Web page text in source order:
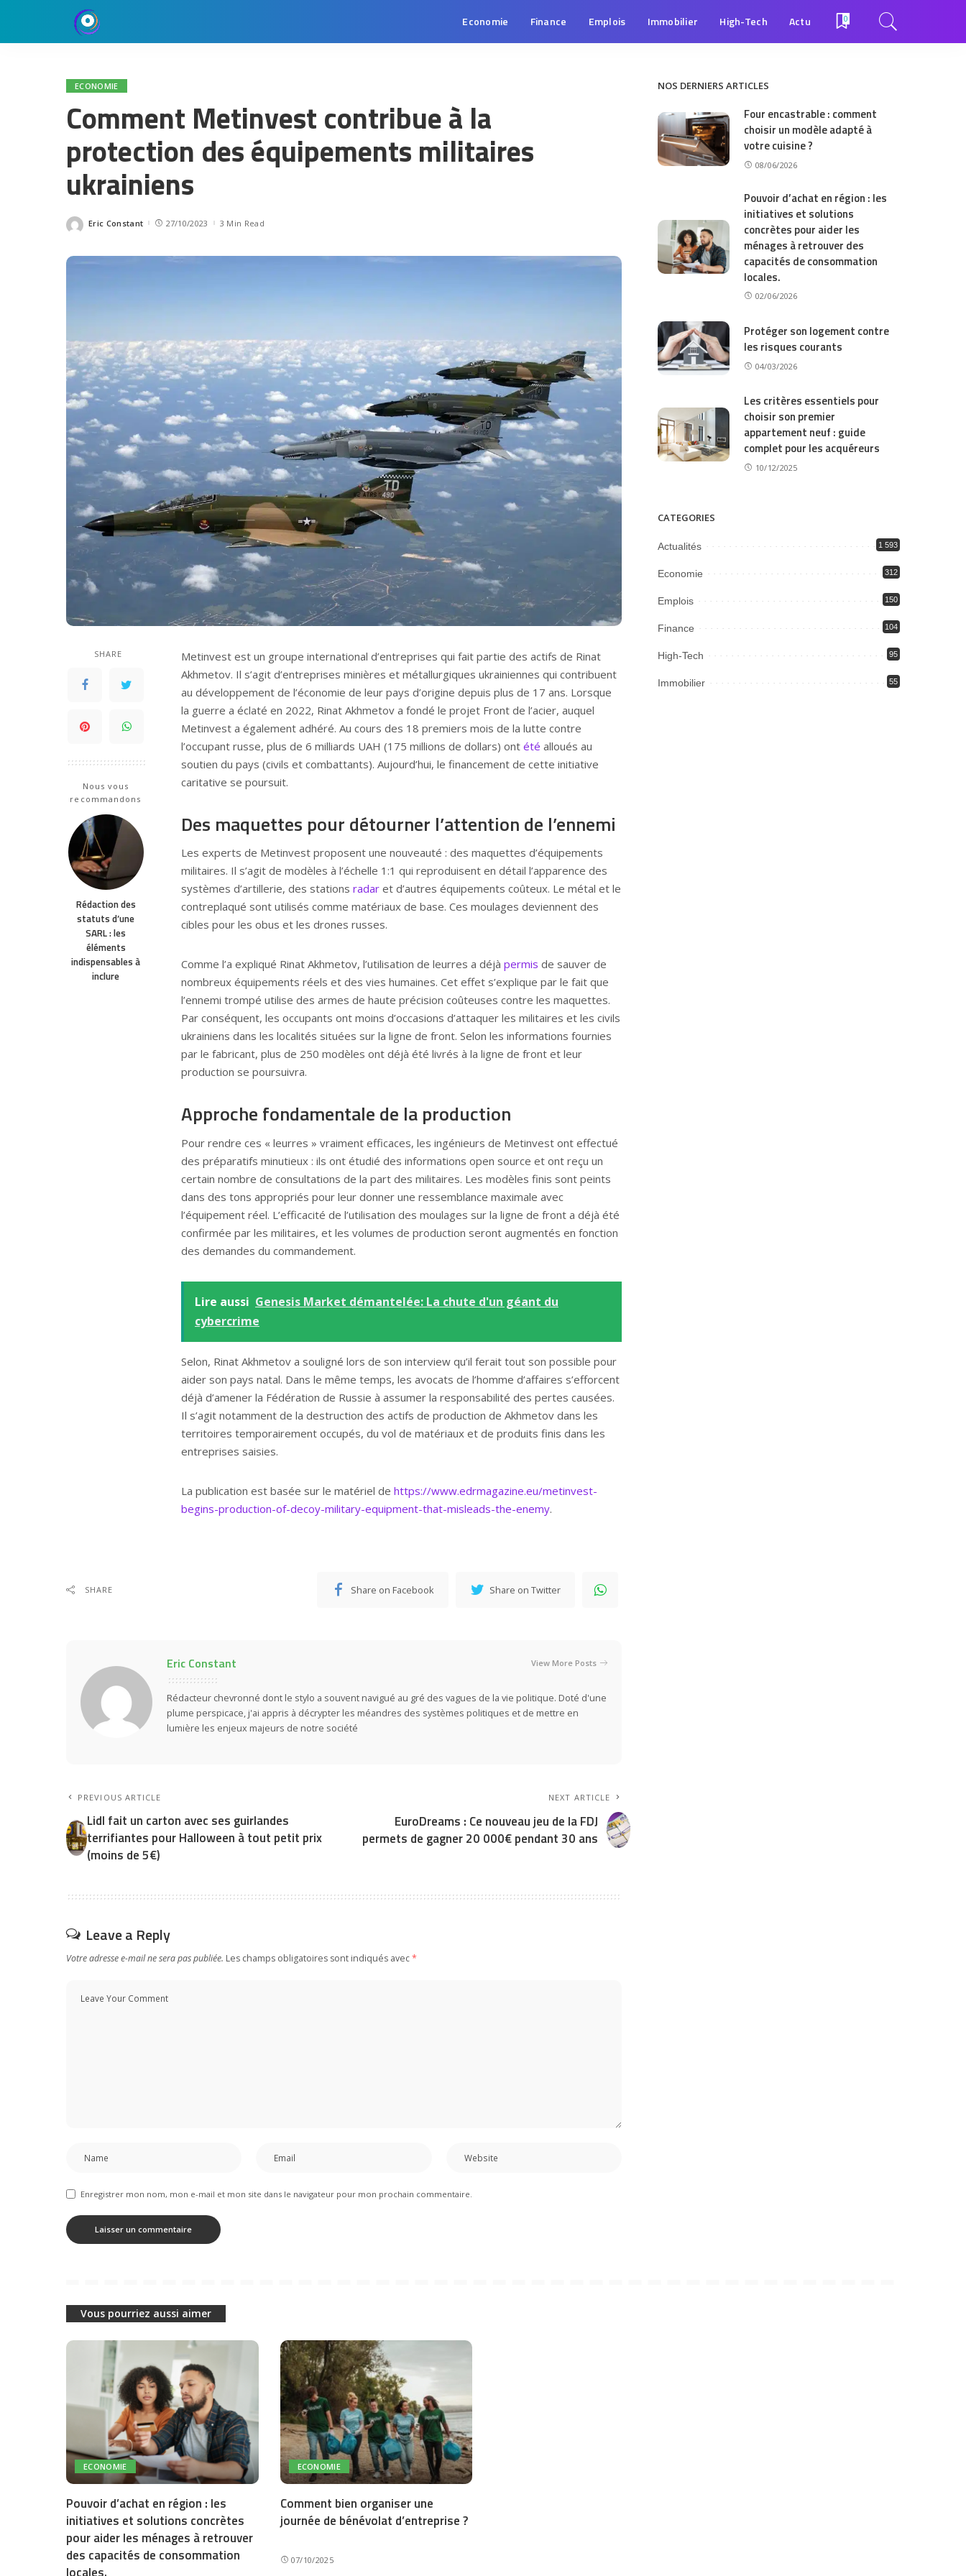
Economie Finance Emplois Immobilier High-Tech Actu 0
ECONOMIE
Comment Metinvest contribue à la
protection des équipements militaires
ukrainiens
Posted
Eric Constant 27/10/2023 3 Min Read
SHARE
Nous vous
recommandons
Rédaction des
statuts d’une
SARL : les
éléments
indispensables à
inclure
Metinvest est un groupe international d’entreprises qui fait partie des actifs de Rinat
Akhmetov. Il s’agit d’entreprises minières et métallurgiques ukrainiennes qui contribuent
au développement de l’économie de leur pays d’origine depuis plus de 17 ans. Lorsque
la guerre a éclaté en 2022, Rinat Akhmetov a fondé le projet Front de l’acier, auquel
Metinvest a également adhéré. Au cours des 18 premiers mois de la lutte contre
l’occupant russe, plus de 6 milliards UAH (175 millions de dollars) ont été alloués au
soutien du pays (civils et combattants). Aujourd’hui, le financement de cette initiative
caritative se poursuit.
Des maquettes pour détourner l’attention de l’ennemi
Les experts de Metinvest proposent une nouveauté : des maquettes d’équipements
militaires. Il s’agit de modèles à l’échelle 1:1 qui reproduisent en détail l’apparence des
systèmes d’artillerie, des stations radar et d’autres équipements coûteux. Le métal et le
contreplaqué sont utilisés comme matériaux de base. Ces moulages deviennent des
cibles pour les obus et les drones russes.
Comme l’a expliqué Rinat Akhmetov, l’utilisation de leurres a déjà permis de sauver de
nombreux équipements réels et des vies humaines. Cet effet s’explique par le fait que
l’ennemi trompé utilise des armes de haute précision coûteuses contre les maquettes.
Par conséquent, les occupants ont moins d’occasions d’attaquer les militaires et les civils
ukrainiens dans les localités situées sur la ligne de front. Selon les informations fournies
par le fabricant, plus de 250 modèles ont déjà été livrés à la ligne de front et leur
production se poursuivra.
Approche fondamentale de la production
Pour rendre ces « leurres » vraiment efficaces, les ingénieurs de Metinvest ont effectué
des préparatifs minutieux : ils ont étudié des informations open source et ont reçu un
certain nombre de consultations de la part des militaires. Les modèles finis sont peints
dans des tons appropriés pour leur donner une ressemblance maximale avec
l’équipement réel. L’efficacité de l’utilisation des moulages sur la ligne de front a déjà été
confirmée par les militaires, et les volumes de production seront augmentés en fonction
des demandes du commandement.
Lire aussi Genesis Market démantelée: La chute d'un géant du
cybercrime
Selon, Rinat Akhmetov a souligné lors de son interview qu’il ferait tout son possible pour
aider son pays natal. Dans le même temps, les avocats de l’homme d’affaires s’efforcent
déjà d’amener la Fédération de Russie à assumer la responsabilité des pertes causées.
Il s’agit notamment de la destruction des actifs de production de Akhmetov dans les
territoires temporairement occupés, du vol de matériaux et de produits finis dans les
entreprises saisies.
La publication est basée sur le matériel de https://www.edrmagazine.eu/metinvest-
begins-production-of-decoy-military-equipment-that-misleads-the-enemy.
SHARE Share on Facebook Share on Twitter
Eric Constant View More Posts
Rédacteur chevronné dont le stylo a souvent navigué au gré des vagues de la vie politique. Doté d'une
plume perspicace, j'ai appris à décrypter les méandres des systèmes politiques et de mettre en
lumière les enjeux majeurs de notre société
PREVIOUS ARTICLE
Lidl fait un carton avec ses guirlandes
terrifiantes pour Halloween à tout petit prix
(moins de 5€)
NEXT ARTICLE
EuroDreams : Ce nouveau jeu de la FDJ
permets de gagner 20 000€ pendant 30 ans
Leave a Reply
Votre adresse e-mail ne sera pas publiée. Les champs obligatoires sont indiqués avec*
Enregistrer mon nom, mon e-mail et mon site dans le navigateur pour mon prochain commentaire.
NOS DERNIERS ARTICLES
Four encastrable : comment
choisir un modèle adapté à
votre cuisine ?
08/06/2026
Pouvoir d’achat en région : les
initiatives et solutions
concrètes pour aider les
ménages à retrouver des
capacités de consommation
locales.
02/06/2026
Protéger son logement contre
les risques courants
04/03/2026
Les critères essentiels pour
choisir son premier
appartement neuf : guide
complet pour les acquéreurs
10/12/2025
CATEGORIES
Actualités 1 593
Economie 312
Emplois 150
Finance 104
High-Tech 95
Immobilier 55
Vous pourriez aussi aimer
ECONOMIE
Pouvoir d’achat en région : les
initiatives et solutions concrètes
pour aider les ménages à retrouver
des capacités de consommation
ECONOMIE
Comment bien organiser une
journée de bénévolat d’entreprise ?
07/10/2025